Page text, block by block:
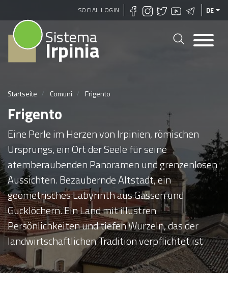
Direkt
zum
SOCIAL LOGIN DE
Sistema
Irpinia
Startseite Comuni Frigento
Frigento
Eine Perle im Herzen von Irpinien, römischen
Ursprungs, ein Ort der Seele für seine
atemberaubenden Panoramen und grenzenlosen
Aussichten. Bezaubernde Altstadt, ein
geometrisches Labyrinth aus Gassen und
Gucklöchern. Ein Land mit illustren
Persönlichkeiten und tiefen Wurzeln, das der
landwirtschaftlichen Tradition verpflichtet ist